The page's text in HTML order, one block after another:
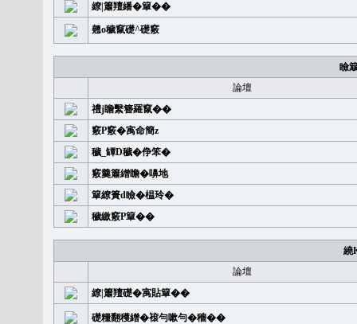
繚|簫羶繙�簞��
翹o穢竄礎^礎竅
瞼
論壇
禮j瞻繫簪羅竄��
竅P竅�㝢命簡z
穢_罈D穢�鿇笨�
竅羹簫繒瞻�嚊地
簞繚簣d瞼�榅玲�
穢繳竅P簞��
繞
論壇
繚|簫羶礎�㝢貼簞��
礎糧翻穫繒�䙛勻嗽勻�穡��